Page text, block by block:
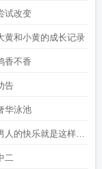
试改变
黄和小黄的成长记录
香不香
告
华泳池
人的快乐就是这样简
二